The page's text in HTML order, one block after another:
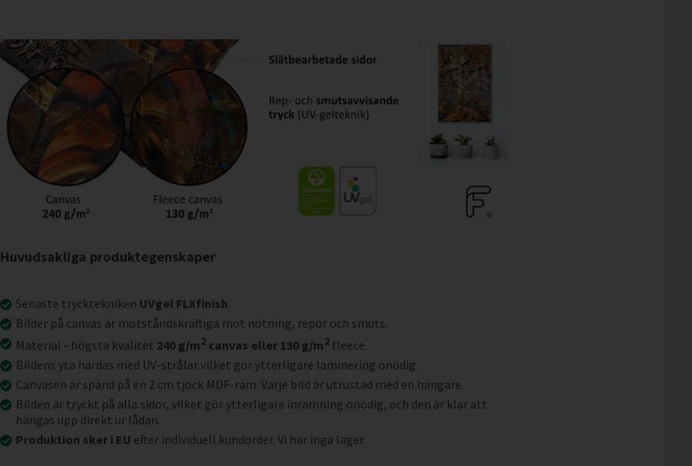
Huvudsakliga produktegenskaper
Senaste trycktekniken UVgel FLXfinish.
Bilder på canvas är motståndskraftiga mot nötning, repor och smuts.
Material - högsta kvalitet 240 g/m2canvas eller 130 g/m2fleece.
Bildens yta härdas med UV-strålar vilket gör ytterligare laminering onödig.
Canvasen är spänd på en 2 cm tjock MDF-ram. Varje bild är utrustad med en hängare.
Bilden är tryckt på alla sidor, vilket gör ytterligare inramning onödig, och den är klar att
hängas upp direkt ur lådan.
Produktion sker i EU efter individuell kundorder. Vi har inga lager.